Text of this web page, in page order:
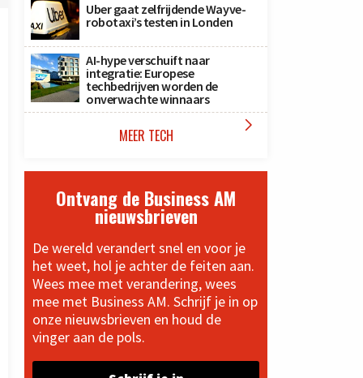
Uber gaat zelfrijdende Wayve-
robotaxi’s testen in Londen
AI-hype verschuift naar
integratie: Europese
techbedrijven worden de
onverwachte winnaars
MEER TECH 
Ontvang de Business AM
nieuwsbrieven
De wereld verandert snel en voor je
het weet, hol je achter de feiten aan.
Wees mee met verandering, wees
mee met Business AM. Schrijf je in op
onze nieuwsbrieven en houd de
vinger aan de pols.